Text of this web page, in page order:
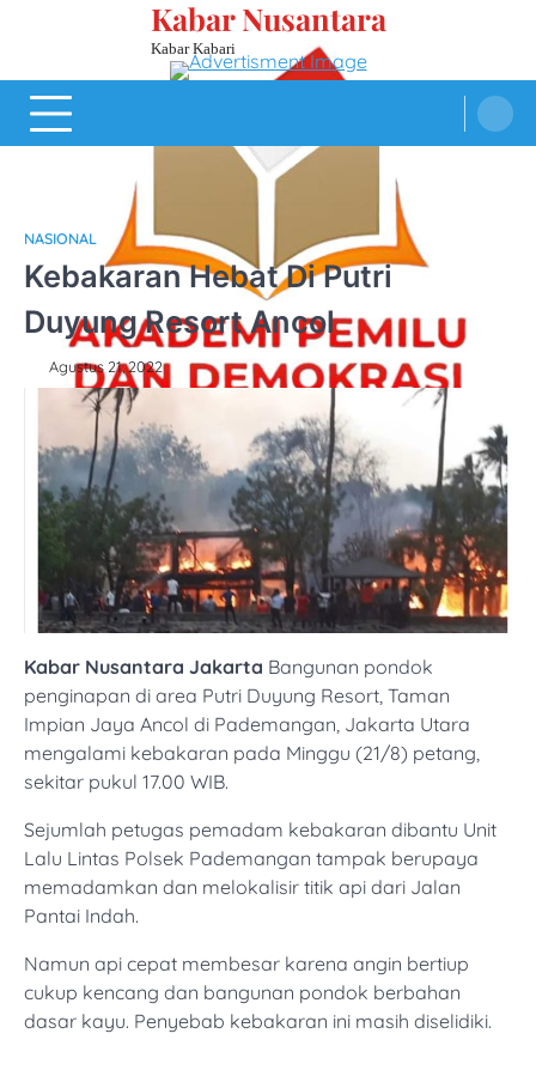
Kabar Nusantara
Kabar Kabari
NASIONAL
Kebakaran Hebat Di Putri
Duyung Resort Ancol
Agustus 21, 2022
Kabar Nusantara Jakarta Bangunan pondok
penginapan di area Putri Duyung Resort, Taman
Impian Jaya Ancol di Pademangan, Jakarta Utara
mengalami kebakaran pada Minggu (21/8) petang,
sekitar pukul 17.00 WIB.
Sejumlah petugas pemadam kebakaran dibantu Unit
Lalu Lintas Polsek Pademangan tampak berupaya
memadamkan dan melokalisir titik api dari Jalan
Pantai Indah.
Namun api cepat membesar karena angin bertiup
cukup kencang dan bangunan pondok berbahan
dasar kayu. Penyebab kebakaran ini masih diselidiki.